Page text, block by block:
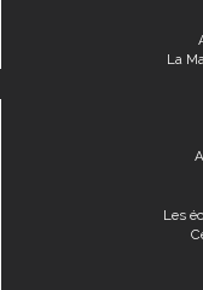
La
Les